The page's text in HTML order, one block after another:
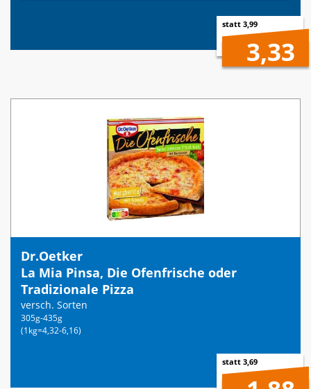
statt 3,99
3,33
Dr.Oetker
La Mia Pinsa, Die Ofenfrische oder
Tradizionale Pizza
versch. Sorten
305g-435g
(1kg=4,32-6,16)
statt 3,69